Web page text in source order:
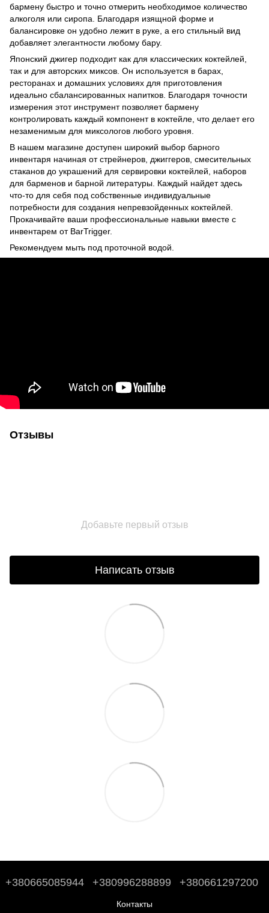
бармену быстро и точно отмерить необходимое количество
алкоголя или сиропа. Благодаря изящной форме и
балансировке он удобно лежит в руке, а его стильный вид
добавляет элегантности любому бару.
Японский джигер подходит как для классических коктейлей,
так и для авторских миксов. Он используется в барах,
ресторанах и домашних условиях для приготовления
идеально сбалансированных напитков. Благодаря точности
измерения этот инструмент позволяет бармену
контролировать каждый компонент в коктейле, что делает его
незаменимым для миксологов любого уровня.
В нашем магазине доступен широкий выбор барного
инвентаря начиная от стрейнеров, джиггеров, смесительных
стаканов до украшений для сервировки коктейлей, наборов
для барменов и барной литературы. Каждый найдет здесь
что-то для себя под собственные индивидуальные
потребности для создания непревзойденных коктейлей.
Прокачивайте ваши профессиональные навыки вместе с
инвентарем от BarTrigger.
Рекомендуем мыть под проточной водой.
Отзывы
Добавьте первый отзыв
Написать отзыв
+380665085944 +380996288899 +380661297200
Контакты